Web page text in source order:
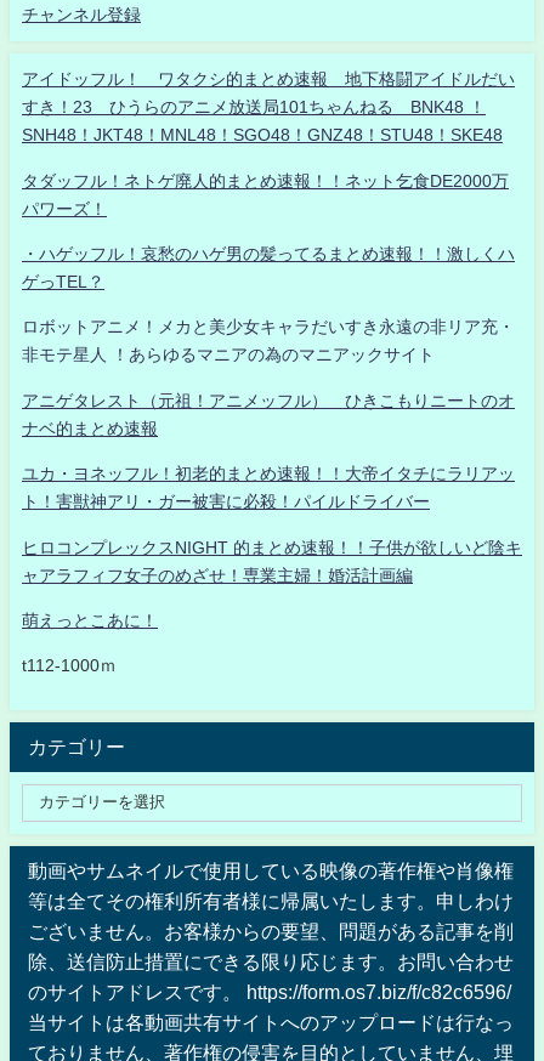
チャンネル登録
アイドッフル！ ワタクシ的まとめ速報 地下格闘アイドルだい
すき！23 ひうらのアニメ放送局101ちゃんねる BNK48 ！
SNH48！JKT48！MNL48！SGO48！GNZ48！STU48！SKE48
タダッフル！ネトゲ廃人的まとめ速報！！ネット乞食DE2000万
パワーズ！
・ハゲッフル！哀愁のハゲ男の髪ってるまとめ速報！！激しくハ
ゲっTEL？
ロボットアニメ！メカと美少女キャラだいすき永遠の非リア充・
非モテ星人 ！あらゆるマニアの為のマニアックサイト
アニゲタレスト（元祖！アニメッフル） ひきこもりニートのオ
ナベ的まとめ速報
ユカ・ヨネッフル！初老的まとめ速報！！大帝イタチにラリアッ
ト！害獣神アリ・ガー被害に必殺！パイルドライバー
ヒロコンプレックスNIGHT 的まとめ速報！！子供が欲しいど陰キ
ャアラフィフ女子のめざせ！専業主婦！婚活計画編
萌えっとこあに！
t112-1000ｍ
カテゴリー
動画やサムネイルで使用している映像の著作権や肖像権
等は全てその権利所有者様に帰属いたします。申しわけ
ございません。お客様からの要望、問題がある記事を削
除、送信防止措置にできる限り応じます。お問い合わせ
のサイトアドレスです。 https://form.os7.biz/f/c82c6596/
当サイトは各動画共有サイトへのアップロードは行なっ
ておりません、著作権の侵害を目的としていません、埋